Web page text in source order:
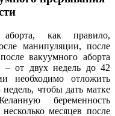
как правило,
манипуляции, после
вакуумного аборта
– от двух недель до 42
необходимо отложить
чтобы дать матке
беременность
месяцев после